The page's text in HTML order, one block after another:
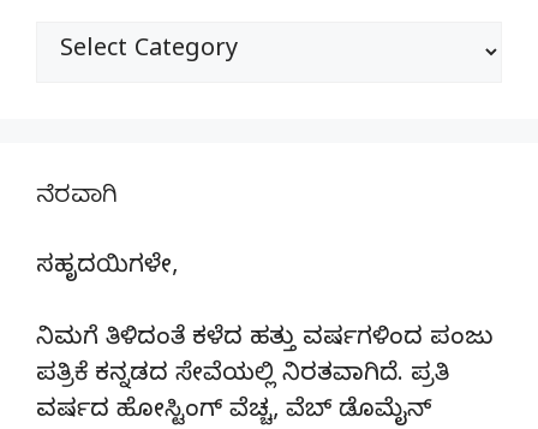
ವಿಭಾಗಗಳು
ನೆರವಾಗಿ
ಸಹೃದಯಿಗಳೇ,
ನಿಮಗೆ ತಿಳಿದಂತೆ ಕಳೆದ ಹತ್ತು ವರ್ಷಗಳಿಂದ ಪಂಜು
ಪತ್ರಿಕೆ ಕನ್ನಡದ ಸೇವೆಯಲ್ಲಿ ನಿರತವಾಗಿದೆ. ಪ್ರತಿ
ವರ್ಷದ ಹೋಸ್ಟಿಂಗ್‌ ವೆಚ್ಚ, ವೆಬ್‌ ಡೊಮೈನ್‌